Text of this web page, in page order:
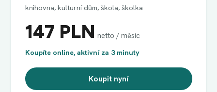
knihovna, kulturní dům, škola, školka
147 PLN netto / měsíc
Koupíte online, aktivní za 3 minuty
Koupit nyní